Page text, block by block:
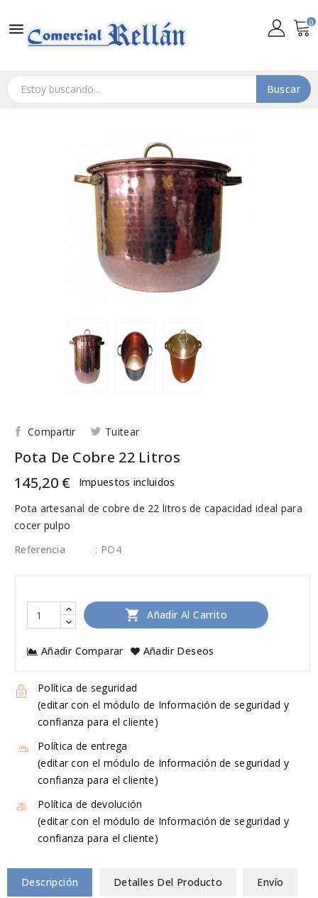
 0
Buscar
Compartir Tuitear
Pota De Cobre 22 Litros
145,20 €
Impuestos incluidos
Pota artesanal de cobre de 22 litros de capacidad ideal para
cocer pulpo
Referencia
: PO4
 Añadir Al Carrito
Añadir Comparar Añadir Deseos
Política de seguridad
(editar con el módulo de Información de seguridad y
confianza para el cliente)
Política de entrega
(editar con el módulo de Información de seguridad y
confianza para el cliente)
Política de devolución
(editar con el módulo de Información de seguridad y
confianza para el cliente)
Descripción Detalles Del Producto Envío